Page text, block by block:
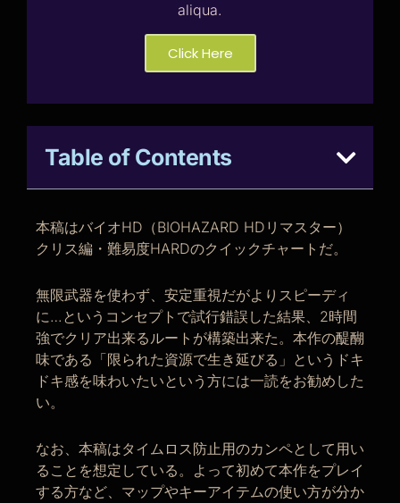
aliqua.
Click Here
Table of Contents
本稿はバイオHD（BIOHAZARD HDリマスター）
クリス編・難易度HARDのクイックチャートだ。
無限武器を使わず、安定重視だがよりスピーディ
に…というコンセプトで試行錯誤した結果、2時間
強でクリア出来るルートが構築出来た。本作の醍醐
味である「限られた資源で生き延びる」というドキ
ドキ感を味わいたいという方には一読をお勧めした
い。
なお、本稿はタイムロス防止用のカンペとして用い
ることを想定している。よって初めて本作をプレイ
する方など、マップやキーアイテムの使い方が分か